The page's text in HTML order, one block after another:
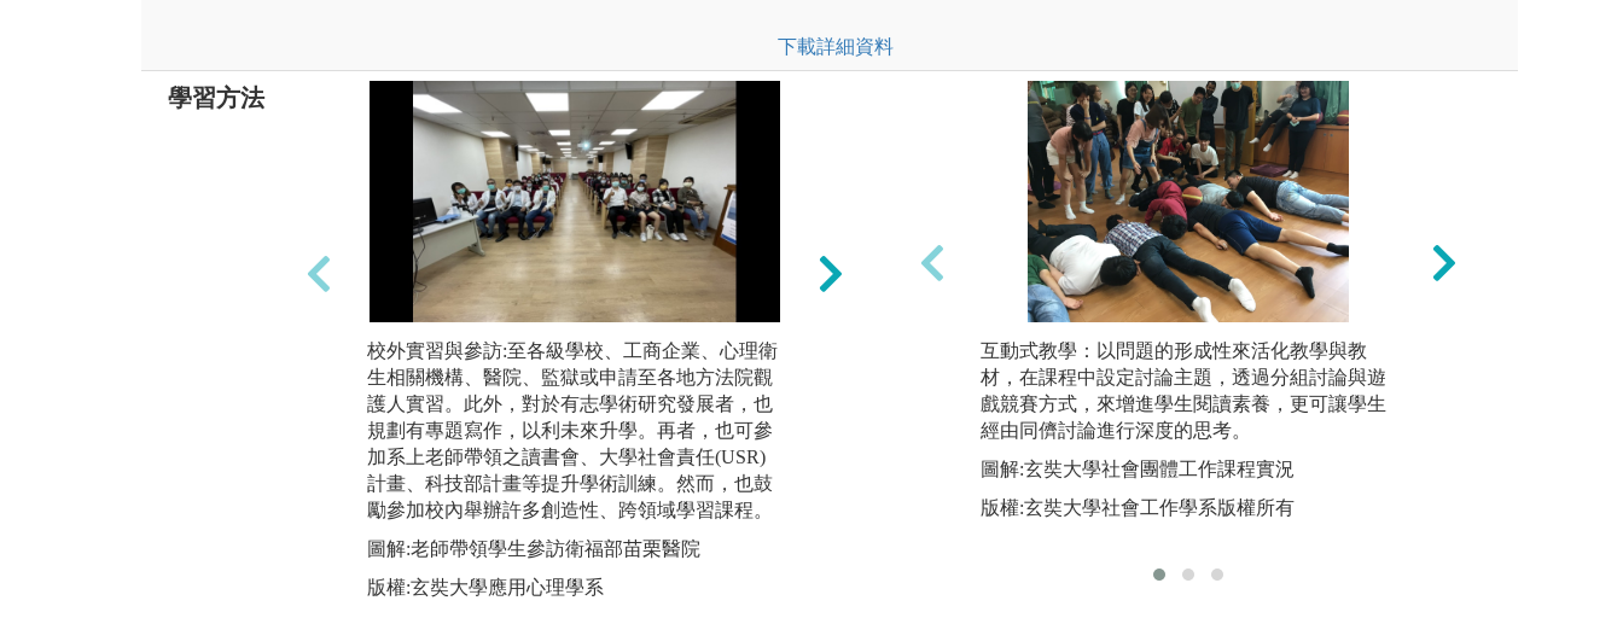
下載詳細資料
學習方法
校外實習與參訪:至各級學校、工商企業、心理衛
生相關機構、醫院、監獄或申請至各地方法院觀
護人實習。此外，對於有志學術研究發展者，也
規劃有專題寫作，以利未來升學。再者，也可參
加系上老師帶領之讀書會、大學社會責任(USR)
計畫、科技部計畫等提升學術訓練。然而，也鼓
勵參加校內舉辦許多創造性、跨領域學習課程。
圖解:老師帶領學生參訪衛福部苗栗醫院
版權:玄奘大學應用心理學系
體育與課外活動參與:參加與舉辦校際、校內體育
和課外活動，培養學生全人健康身心。
圖解:系學會舉辦全國大心盃籃球比賽
版權:玄奘大學應用心理學系
互動式教學：以問題的形成性來活化教學與教
材，在課程中設定討論主題，透過分組討論與遊
戲競賽方式，來增進學生閱讀素養，更可讓學生
經由同儕討論進行深度的思考。
圖解:玄奘大學社會團體工作課程實況
版權:玄奘大學社會工作學系版權所有